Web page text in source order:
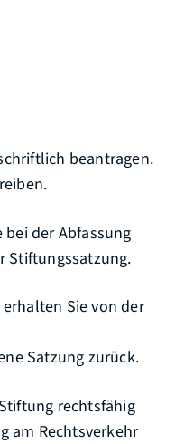
beantragen.
der Abfassung
Stiftungssatzung.
Sie von der
Satzung zurück.
rechtsfähig
am Rechtsverkehr